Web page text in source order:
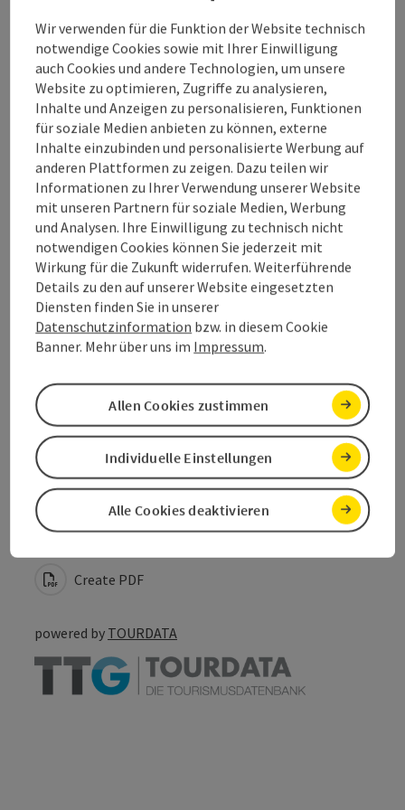
Contact
Event location
Arrival
Prices
Suitability
Accessibility
save post
Go to shortlist
Create PDF
Print article
powered by TOURDATA
Wir verwenden für die Funktion der Website technisch
notwendige Cookies sowie mit Ihrer Einwilligung
auch Cookies und andere Technologien, um unsere
Website zu optimieren, Zugriffe zu analysieren,
Inhalte und Anzeigen zu personalisieren, Funktionen
für soziale Medien anbieten zu können, externe
Inhalte einzubinden und personalisierte Werbung auf
anderen Plattformen zu zeigen. Dazu teilen wir
Informationen zu Ihrer Verwendung unserer Website
mit unseren Partnern für soziale Medien, Werbung
und Analysen. Ihre Einwilligung zu technisch nicht
notwendigen Cookies können Sie jederzeit mit
Wirkung für die Zukunft widerrufen. Weiterführende
Details zu den auf unserer Website eingesetzten
Diensten finden Sie in unserer
Datenschutzinformation bzw. in diesem Cookie
Banner. Mehr über uns im Impressum.
Alle Cookies deaktivieren
Individuelle Einstellungen
Allen Cookies zustimmen